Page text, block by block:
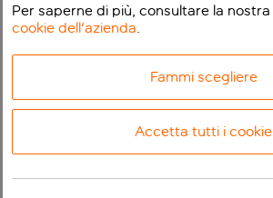
Per saperne di più, consultare la nostra
cookie dell'azienda.
Fammi scegliere
Accetta tutti i cookie